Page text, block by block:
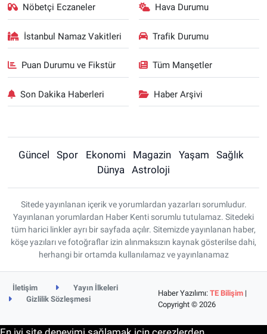
Nöbetçi Eczaneler Hava Durumu
İstanbul Namaz Vakitleri Trafik Durumu
Puan Durumu ve Fikstür Tüm Manşetler
Son Dakika Haberleri Haber Arşivi
Güncel Spor Ekonomi Magazin Yaşam
Sağlık
Dünya
Astroloji
Sitede yayınlanan içerik ve yorumlardan yazarları sorumludur.
Yayınlanan yorumlardan Haber Kenti sorumlu tutulamaz. Sitedeki
tüm harici linkler ayrı bir sayfada açılır. Sitemizde yayınlanan haber,
köşe yazıları ve fotoğraflar izin alınmaksızın kaynak gösterilse dahi,
herhangi bir ortamda kullanılamaz ve yayınlanamaz
İletişim
Yayın İlkeleri
Gizlilik Sözleşmesi
Haber Yazılımı:TE Bilişim |
Copyright © 2026